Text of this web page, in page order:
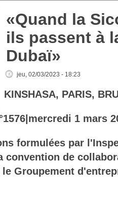
«Quand la
ils passent à
Dubaï»
jeu, 02/03/2023 - 18:23
KINSHASA, PARIS,
|mercredi 1 mars
formulées par
convention de
le Groupement